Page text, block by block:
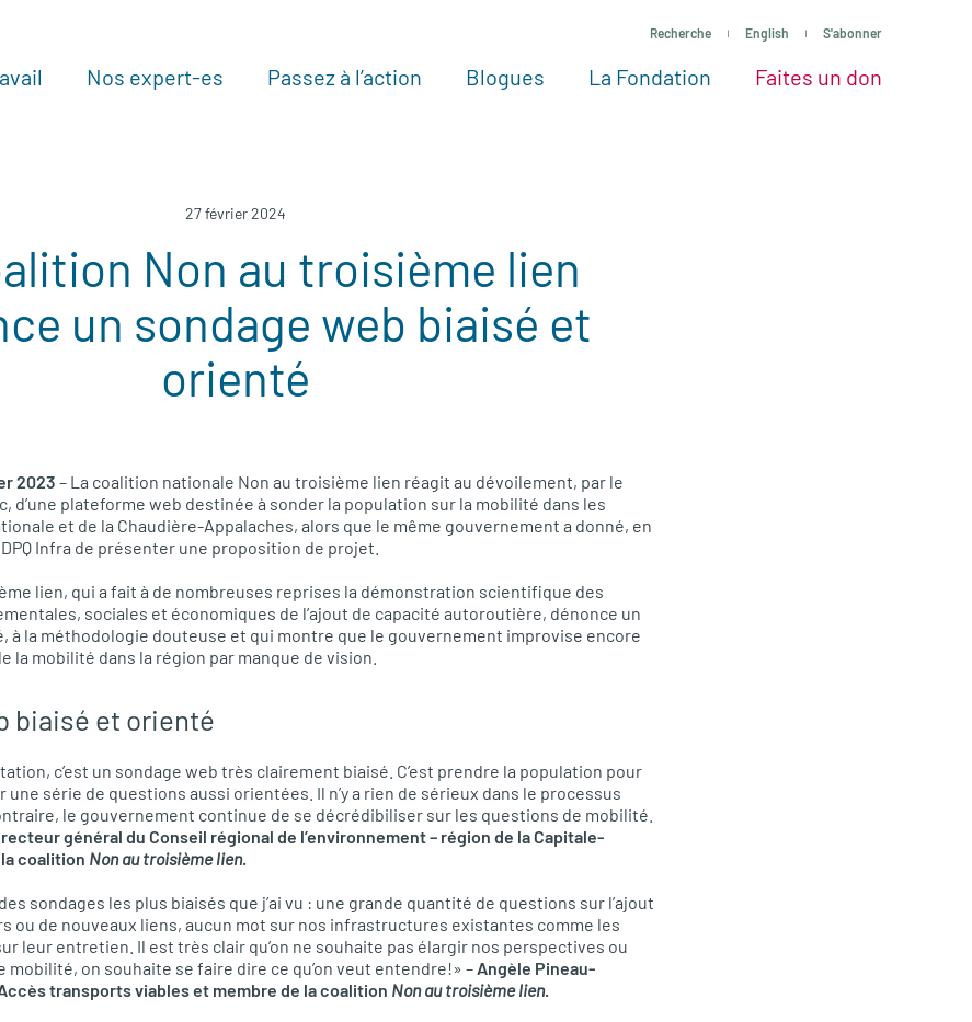
Recherche English S'abonner
Voir tous les projets
Nos expert-es Nos Experts
Passez à l’action Passez à l’action
Blogues La FondationLa Fondation
Faites un don
Autres façons de faire un don
27 février 2024
Non au troisième lien
un sondage web biaisé et
orienté
2023 – La coalition nationale Non au troisième lien réagit au dévoilement, par le
d’une plateforme web destinée à sonder la population sur la mobilité dans les
et de la Chaudière-Appalaches, alors que le même gouvernement a donné, en
Infra de présenter une proposition de projet.
lien, qui a fait à de nombreuses reprises la démonstration scientifique des
sociales et économiques de l’ajout de capacité autoroutière, dénonce un
à la méthodologie douteuse et qui montre que le gouvernement improvise encore
la mobilité dans la région par manque de vision.
biaisé et orienté
c’est un sondage web très clairement biaisé. C’est prendre la population pour
série de questions aussi orientées. Il n’y a rien de sérieux dans le processus
le gouvernement continue de se décrédibiliser sur les questions de mobilité.
général du Conseil régional de l’environnement – région de la Capitale-
coalition Non au troisième lien.
sondages les plus biaisés que j’ai vu : une grande quantité de questions sur l’ajout
ou de nouveaux liens, aucun mot sur nos infrastructures existantes comme les
leur entretien. Il est très clair qu’on ne souhaite pas élargir nos perspectives ou
mobilité, on souhaite se faire dire ce qu’on veut entendre!» – Angèle Pineau-
transports viables et membre de la coalition Non au troisième lien.